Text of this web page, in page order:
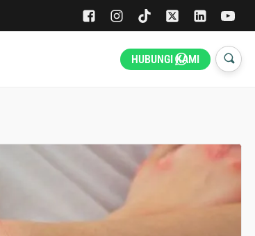
HUBUNGI KAMI